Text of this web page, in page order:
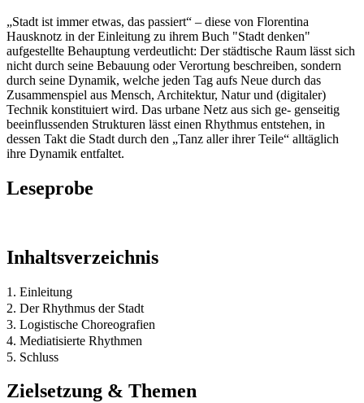
„Stadt ist immer etwas, das passiert“ – diese von Florentina
Hausknotz in der Einleitung zu ihrem Buch "Stadt denken"
aufgestellte Behauptung verdeutlicht: Der städtische Raum lässt sich
nicht durch seine Bebauung oder Verortung beschreiben, sondern
durch seine Dynamik, welche jeden Tag aufs Neue durch das
Zusammenspiel aus Mensch, Architektur, Natur und (digitaler)
Technik konstituiert wird. Das urbane Netz aus sich ge- genseitig
beeinflussenden Strukturen lässt einen Rhythmus entstehen, in
dessen Takt die Stadt durch den „Tanz aller ihrer Teile“ alltäglich
ihre Dynamik entfaltet.
Leseprobe
Inhaltsverzeichnis
1. Einleitung
2. Der Rhythmus der Stadt
3. Logistische Choreografien
4. Mediatisierte Rhythmen
5. Schluss
Zielsetzung & Themen